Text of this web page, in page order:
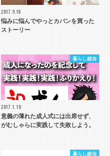
2017.9.18
悩みに悩んでやっとカバンを買った
ストーリー
暮らし総合
2017.1.10
意義の薄れた成人式には出席せず、
がむしゃらに実践して失敗しよう。
暮らし総合